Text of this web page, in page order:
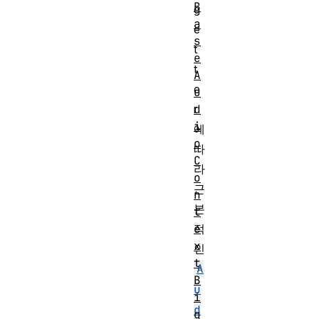
g
e
t
t
e
r
에
따
라
근
본
적
인
A
u
d
B
a
s
e
A
u
d
i
o
C
o
n
t
e
x
t
B
i
q